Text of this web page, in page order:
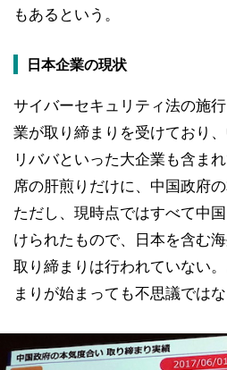
もあるという。
日本企業の現状
サイバーセキュリティ法の施
業が取り締まりを受けており
リババといった大企業も含ま
席の肝煎りだけに、中国政府
ただし、現時点ではすべて中
けられたもので、日本を含む
取り締まりは行われていない
まりが始まっても不思議ではな